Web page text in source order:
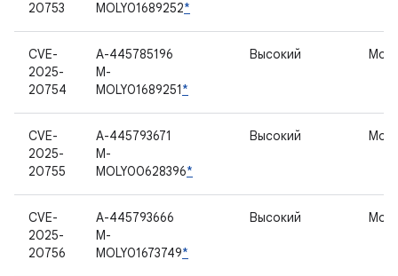
20753
MOLY01689252*
CVE-
2025-
20754
A-445785196
M-
MOLY01689251*
Высокий
CVE-
2025-
20755
A-445793671
M-
MOLY00628396*
Высокий
CVE-
2025-
20756
A-445793666
M-
MOLY01673749*
Высокий